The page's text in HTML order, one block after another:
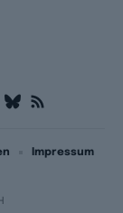
Impressum